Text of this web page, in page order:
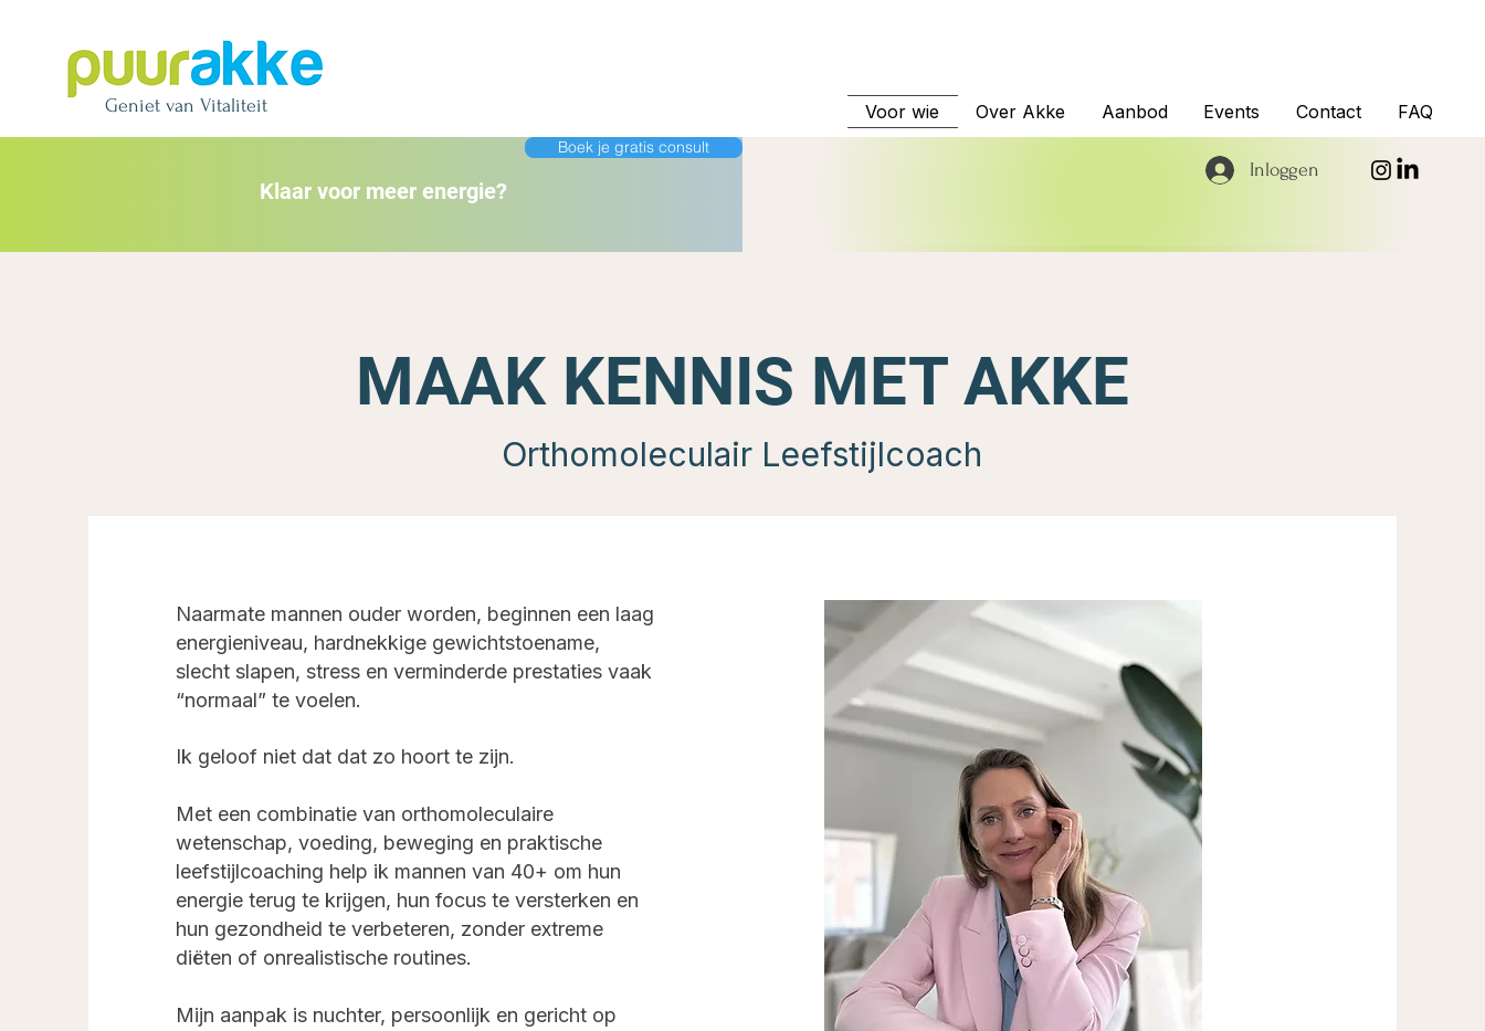
Geniet van Vitaliteit Voor wie Over Akke Aanbod Events Contact FAQ
Klaar voor meer energie?
Boek je gratis consult
Inloggen
MAAK KENNIS MET AKKE
Orthomoleculair Leefstijlcoach
Naarmate mannen ouder worden, beginnen een laag
energieniveau, hardnekkige gewichtstoename,
slecht slapen, stress en verminderde prestaties vaak
“normaal” te voelen.
Ik geloof niet dat dat zo hoort te zijn.
Met een combinatie van orthomoleculaire
wetenschap, voeding, beweging en praktische
leefstijlcoaching help ik mannen van 40+ om hun
energie terug te krijgen, hun focus te versterken en
hun gezondheid te verbeteren, zonder extreme
diëten of onrealistische routines.
Mijn aanpak is nuchter, persoonlijk en gericht op